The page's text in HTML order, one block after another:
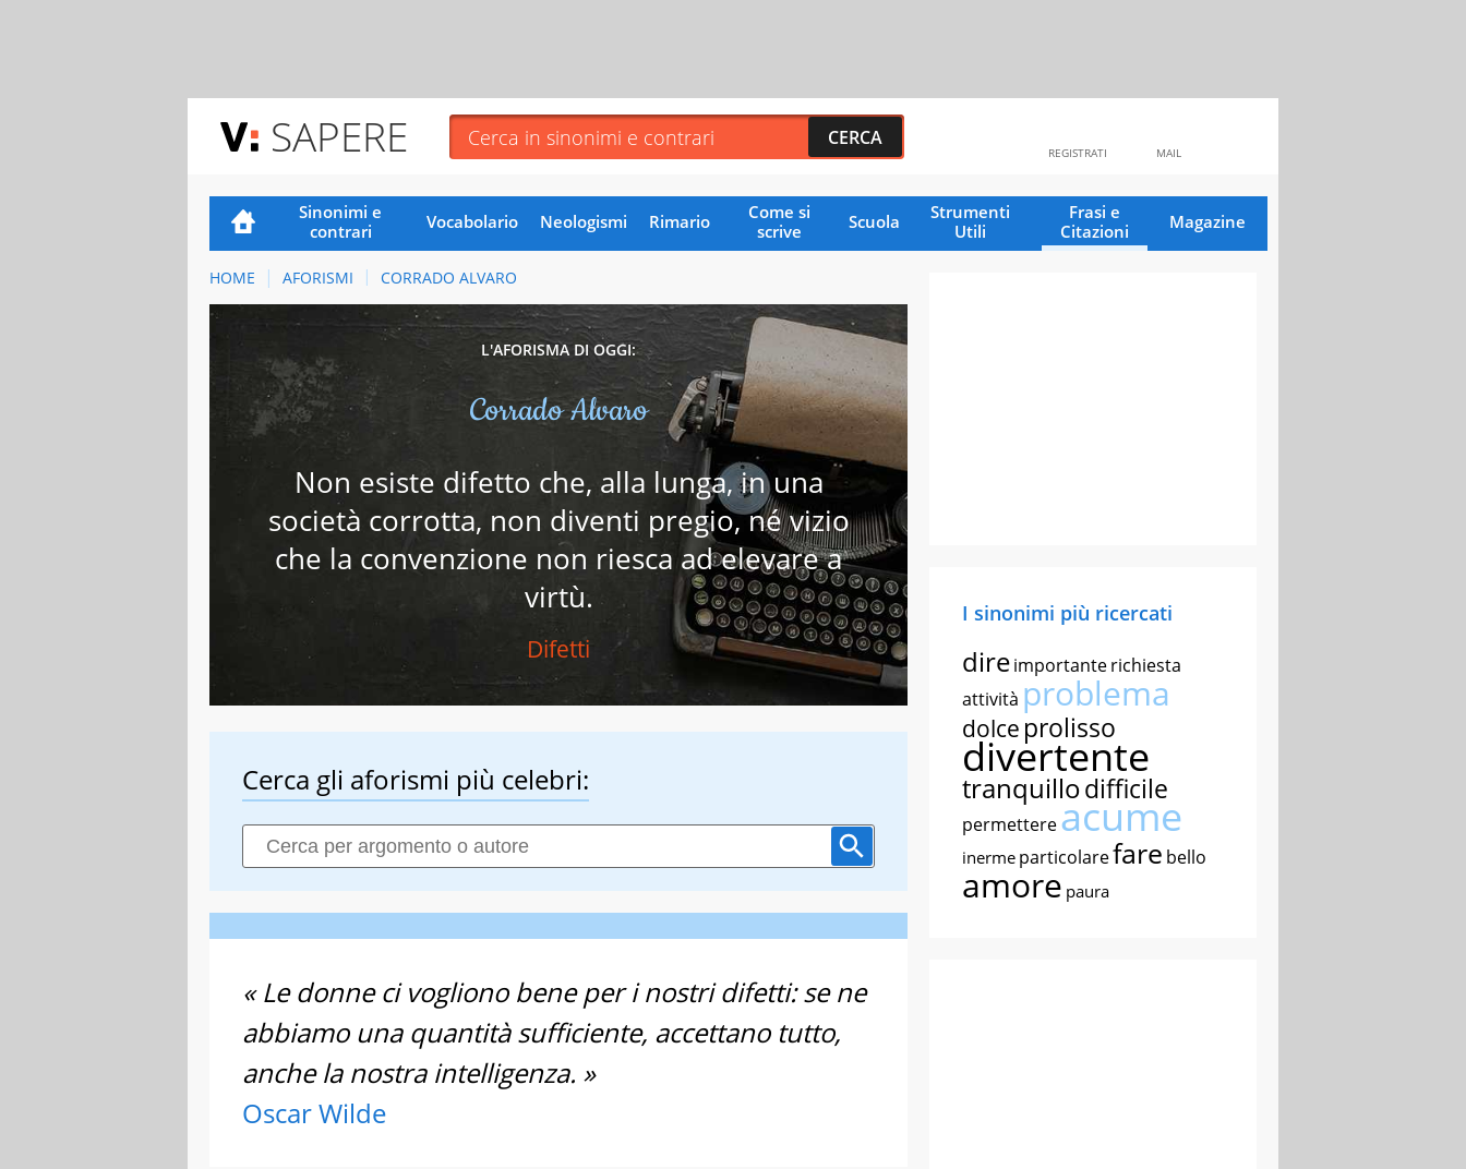
SAPERE MAIL
REGISTRATI
Sinonimi e
contrari
Vocabolario Neologismi Rimario
Come si
scrive
Scuola
Strumenti
Utili
Frasi e
Citazioni
Magazine
HOME AFORISMI CORRADO ALVARO
L'AFORISMA DI OGGI:
Corrado Alvaro
Non esiste difetto che, alla lunga, in una
società corrotta, non diventi pregio, né vizio
che la convenzione non riesca ad elevare a
virtù.
Difetti
Cerca gli aforismi più celebri:
« Le donne ci vogliono bene per i nostri difetti: se ne
abbiamo una quantità sufficiente, accettano tutto,
anche la nostra intelligenza. »
Oscar Wilde
I sinonimi più ricercati
direimportanterichiesta
attività problema
dolce prolisso
divertente
tranquillodifficile
permettereacume
inerme particolarefare bello
amore paura